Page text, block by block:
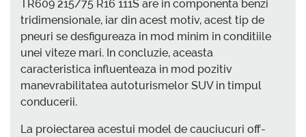
TR609 215/75 R16 111S are in componenta benzi
tridimensionale, iar din acest motiv, acest tip de
pneuri se desfigureaza in mod minim in conditiile
unei viteze mari. In concluzie, aceasta
caracteristica influenteaza in mod pozitiv
manevrabilitatea autoturismelor SUV in timpul
conducerii.
La proiectarea acestui model de cauciucuri off-